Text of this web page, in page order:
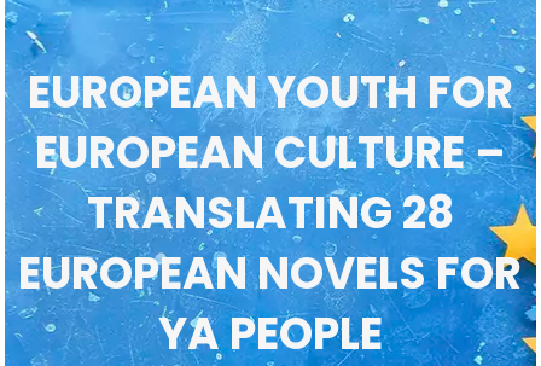
EUROPEAN YOUTH FOR
EUROPEAN CULTURE –
TRANSLATING 28
EUROPEAN NOVELS FOR
YA PEOPLE